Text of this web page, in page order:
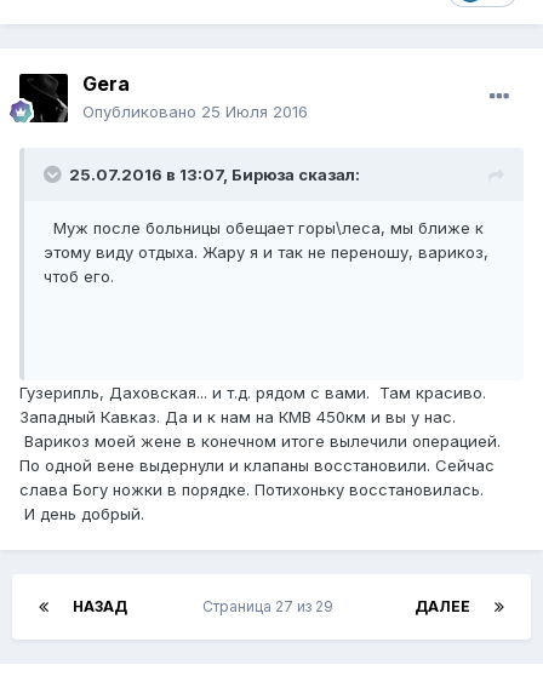
Gera
Опубликовано 25 Июля 2016
25.07.2016 в 13:07, Бирюза сказал:
Муж после больницы обещает горы\леса, мы ближе к
этому виду отдыха. Жару я и так не переношу, варикоз,
чтоб его.
Гузерипль, Даховская... и т.д. рядом с вами. Там красиво.
Западный Кавказ. Да и к нам на КМВ 450км и вы у нас.
Варикоз моей жене в конечном итоге вылечили операцией.
По одной вене выдернули и клапаны восстановили. Сейчас
слава Богу ножки в порядке. Потихоньку восстановилась.
И день добрый.
НАЗАД ДАЛЕЕ
Страница 27 из 29